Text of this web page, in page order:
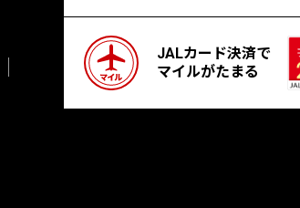
JALカード決済で
マイルがたまる